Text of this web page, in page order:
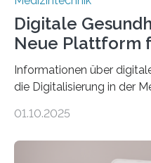
Digitale
Neue Plattform
Informationen über
die Digitalisierung in der
seriösen und
01.10.2025